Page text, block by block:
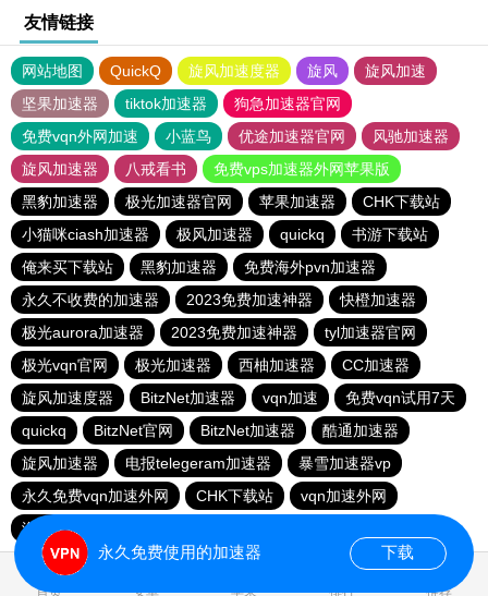
友情链接
网站地图 QuickQ 旋风加速度器 旋风
旋风加速
坚果加速器
tiktok加速器
狗急加速器官网
免费vqn外网加速
小蓝鸟 优途加速器官网
风驰加速器
旋风加速器
八戒看书
免费vps加速器外网苹果版
黑豹加速器
极光加速器官网 苹果加速器
CHK下载站
小猫咪ciash加速器
极风加速器 quickq
书游下载站
俺来买下载站
黑豹加速器
免费海外pvn加速器
永久不收费的加速器
2023免费加速神器
快橙加速器
极光aurora加速器
2023免费加速神器
tyl加速器官网
极光vqn官网
极光加速器 西柚加速器
CC加速器
旋风加速度器
BitzNet加速器 vqn加速
免费vqn试用7天
quickq
BitzNet官网 BitzNet加速器
酷通加速器
旋风加速器
电报telegeram加速器
暴雪加速器vp
永久免费vqn加速外网
CHK下载站
vqn加速外网
海鸥下载站
首页 安卓 苹果 排行 推荐
永久免费使用的加速器 下载
1.820846s